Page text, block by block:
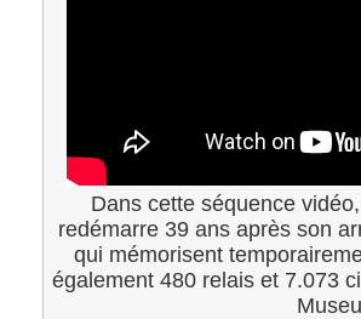
Dans cette séquence
redémarre 39 ans après son
qui mémorisent
également 480 relais et 7.073